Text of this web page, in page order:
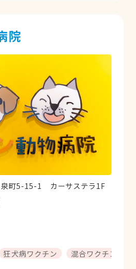
院
泉町5-15-1 カーサステラ1F
狂犬病ワクチン 混合ワクチン